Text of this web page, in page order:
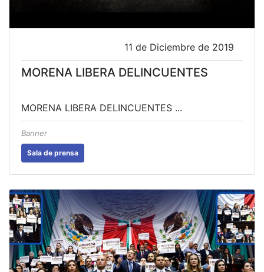
11 de Diciembre de 2019
MORENA LIBERA DELINCUENTES
MORENA LIBERA DELINCUENTES ...
Banner
Sala de prensa